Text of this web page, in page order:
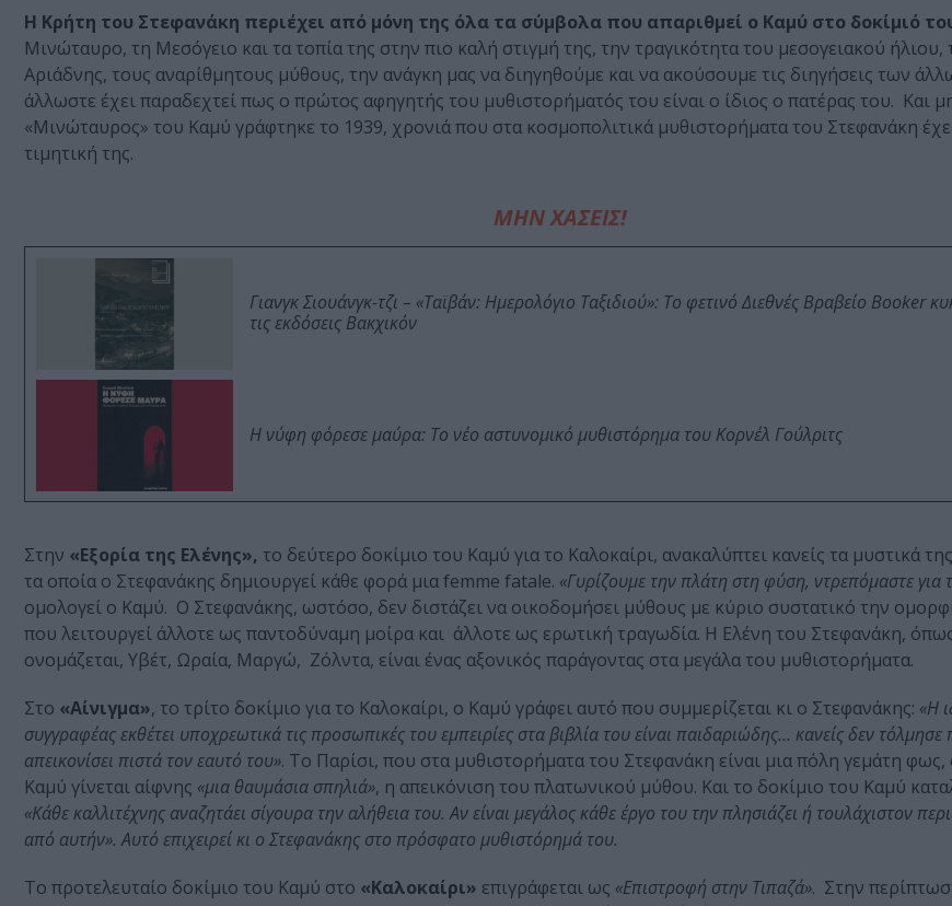
Η Κρήτη του Στεφανάκη περιέχει από μόνη της όλα τα σύμβολα που απαριθμεί ο Καμύ στο δοκίμιό
Μινώταυρο, τη Μεσόγειο και τα τοπία της στην πιο καλή στιγμή της, την τραγικότητα του μεσογειακού ήλιου,
Αριάδνης, τους αναρίθμητους μύθους, την ανάγκη μας να διηγηθούμε και να ακούσουμε τις διηγήσεις των
άλλωστε έχει παραδεχτεί πως ο πρώτος αφηγητής του μυθιστορήματός του είναι ο ίδιος ο πατέρας του. Και
«Μινώταυρος» του Καμύ γράφτηκε το 1939, χρονιά που στα κοσμοπολιτικά μυθιστορήματα του Στεφανάκη
τιμητική της.
ΜΗΝ ΧΑΣΕΙΣ!
Γιανγκ Σιουάνγκ-τζι – «Ταϊβάν: Ημερολόγιο Ταξιδιού»: Το φετινό Διεθνές Βραβείο Booker
τις εκδόσεις Βακχικόν
Η νύφη φόρεσε μαύρα: Το νέο αστυνομικό μυθιστόρημα του Κορνέλ Γούλριτς
Στην «Εξορία της Ελένης», το δεύτερο δοκίμιο του Καμύ για το Καλοκαίρι, ανακαλύπτει κανείς τα μυστικά
τα οποία ο Στεφανάκης δημιουργεί κάθε φορά μια femme fatale. «Γυρίζουμε την πλάτη στη φύση, ντρεπόμαστε για
ομολογεί ο Καμύ. Ο Στεφανάκης, ωστόσο, δεν διστάζει να οικοδομήσει μύθους με κύριο συστατικό την
που λειτουργεί άλλοτε ως παντοδύναμη μοίρα και άλλοτε ως ερωτική τραγωδία. Η Ελένη του Στεφανάκη,
ονομάζεται, Υβέτ, Ωραία, Μαργώ, Ζόλντα, είναι ένας αξονικός παράγοντας στα μεγάλα του μυθιστορήματα.
Στο «Αίνιγμα», το τρίτο δοκίμιο για το Καλοκαίρι, ο Καμύ γράφει αυτό που συμμερίζεται κι ο Στεφανάκης: «Η
συγγραφέας εκθέτει υποχρεωτικά τις προσωπικές του εμπειρίες στα βιβλία του είναι παιδαριώδης… κανείς δεν τόλμησε
απεικονίσει πιστά τον εαυτό του». Το Παρίσι, που στα μυθιστορήματα του Στεφανάκη είναι μια πόλη γεμάτη φως,
Καμύ γίνεται αίφνης «μια θαυμάσια σπηλιά», η απεικόνιση του πλατωνικού μύθου. Και το δοκίμιο του Καμύ
«Κάθε καλλιτέχνης αναζητάει σίγουρα την αλήθεια του. Αν είναι μεγάλος κάθε έργο του την πλησιάζει ή τουλάχιστον
από αυτήν». Αυτό επιχειρεί κι ο Στεφανάκης στο πρόσφατο μυθιστόρημά του.
Το προτελευταίο δοκίμιο του Καμύ στο «Καλοκαίρι» επιγράφεται ως «Επιστροφή στην Τιπαζά». Στην